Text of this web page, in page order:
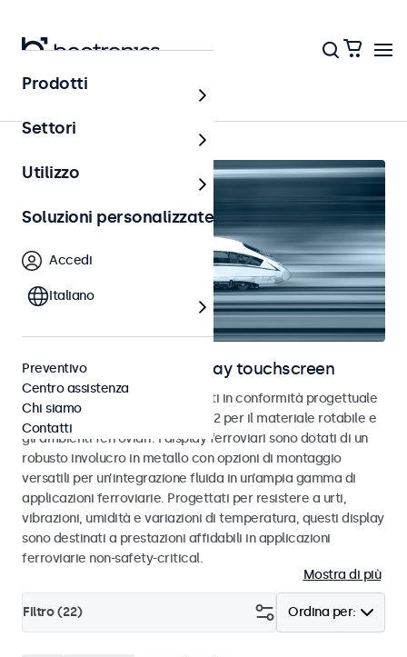
Home
Monitor ferroviari e display touchscreen
Monitor e touchscreen sviluppati in conformità progettuale
alle norme EN 50155 e EN 45545-2 per il materiale rotabile e
gli ambienti ferroviari. I display ferroviari sono dotati di un
robusto involucro in metallo con opzioni di montaggio
versatili per un’integrazione fluida in un’ampia gamma di
applicazioni ferroviarie. Progettati per resistere a urti,
vibrazioni, umidità e variazioni di temperatura, questi display
sono destinati a prestazioni affidabili in applicazioni
ferroviarie non-safety-critical.
Mostra di più
Ordina per:
Filtro (22)
Prodotti
Settori
Utilizzo
Soluzioni personalizzate
Accedi
Italiano
Preventivo
Centro assistenza
Chi siamo
Contatti